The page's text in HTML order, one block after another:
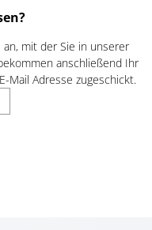
mit der Sie in unserer
anschließend Ihr
Mail Adresse zugeschickt.